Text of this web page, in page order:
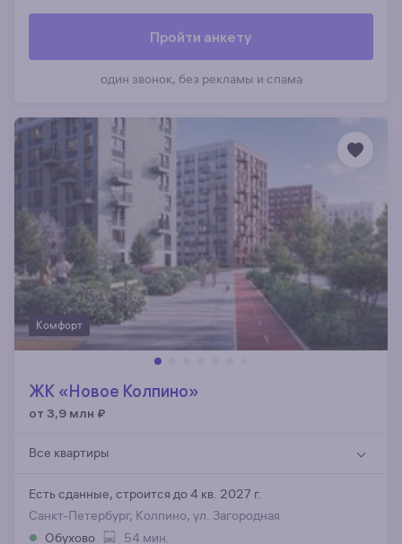
Пройти анкету
один звонок, без рекламы и спама
Комфорт
ЖК «Новое Колпино»
от 3,9 млн ₽
Все квартиры
Есть сданные, строится до 4 кв. 2027 г.
Санкт-Петербург, Колпино, ул. Загородная
Обухово
54 мин.